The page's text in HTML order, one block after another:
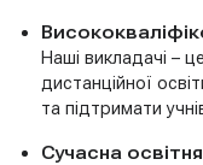
Наші викладачі –
дистанційної
та підтримати
Сучасна